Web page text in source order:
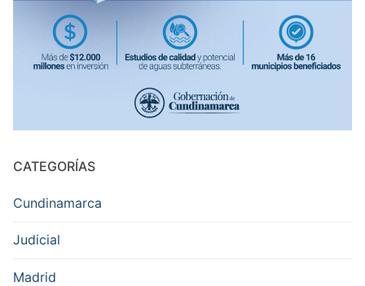
CATEGORÍAS
Cundinamarca
Judicial
Madrid